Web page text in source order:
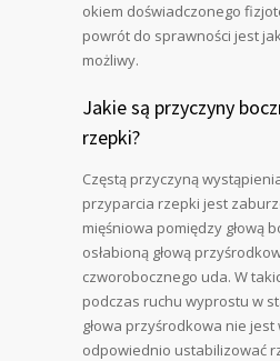
okiem doświadczonego
powrót do sprawności jest
możliwy.
Jakie są przyczyny
rzepki?
Częstą przyczyną
przyparcia rzepki jest
mięśniowa pomiędzy głową
osłabioną głową
czworobocznego uda. W
podczas ruchu wyprostu w
głowa przyśrodkowa nie jest
odpowiednio ustabilizować